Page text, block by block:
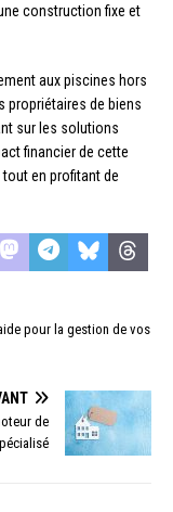
construction fixe et
aux piscines hors
propriétaires de biens
sur les solutions
financier de cette
en profitant de
pour la gestion de vos
de